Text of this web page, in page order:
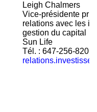
Leigh Chalmers
Vice-présidente
relations avec les
gestion du capital
Sun Life
Tél. : 647-256-8201